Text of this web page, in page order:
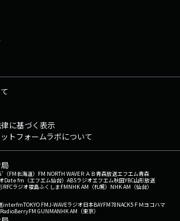
に基づく表示
トフォームラボについて
（FM北海道） FM NORTH WAVEＲＡＢ青森放送エフエム青森
Date fm（エフエム仙台） ABSラジオエフエム秋田YBC山形放送
RFCラジオ福島ふくしまFMNHK AM（札幌） NHK AM（仙台）
interfmTOKYO FMJ-WAVEラジオ日本BAYFM78NACK5 ＦＭヨコハマ
RadioBerryFM GUNMANHK AM（東京）